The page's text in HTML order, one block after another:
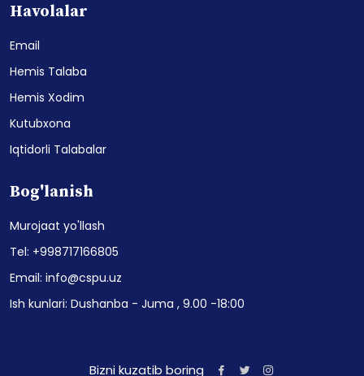
Havolalar
Email
Hemis Talaba
Hemis Xodim
Kutubxona
Iqtidorli Talabalar
Bog'lanish
Murojaat yo'llash
Tel: +998717166805
Email: info@cspu.uz
Ish kunlari: Dushanba - Juma , 9.00 -18:00
Bizni kuzatib boring